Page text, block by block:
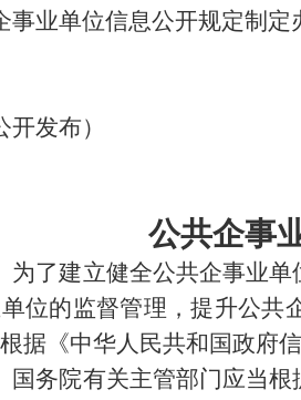
事业单位信息公开规定制
开发布）
公共企事
为了建立健全公共企事业单
位的监督管理，提升公共
据《中华人民共和国政府
国务院有关主管部门应当